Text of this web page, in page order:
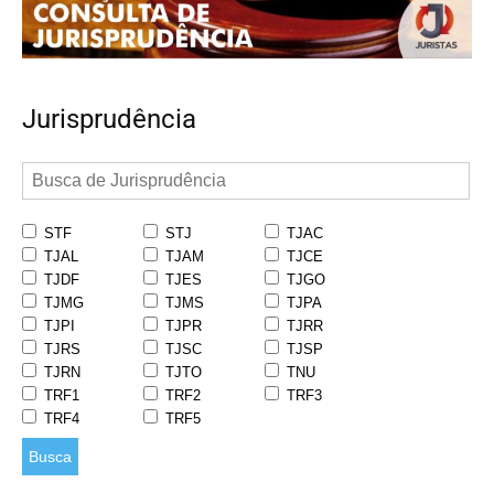
Jurisprudência
STF STJ
TJAC
TJAL
TJAM
TJCE
TJDF
TJES
TJGO
TJMG
TJMS
TJPA
TJPI
TJPR
TJRR
TJRS
TJSC
TJSP
TJRN
TJTO
TNU
TRF1
TRF2
TRF3
TRF4
TRF5
Busca